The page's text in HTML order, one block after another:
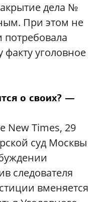
дела №
При этом не
потребовала
уголовное
о своих? —
New Times, 29
суд Москвы
следователя
вменяется